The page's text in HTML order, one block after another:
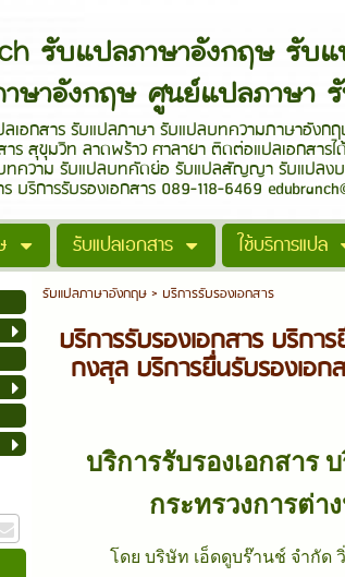
รับแปลภาษาอังกฤษ รั
ษาอังกฤษ ศูนย์แปลภาษา
เอกสาร รับแปลภาษา รับแปลบทความภาษาอัง
ร สุขุมวิท ลาดพร้าว ศาลายา ติดต่อแปลเอกสาร
ความ รับแปลบทคัดย่อ รับแปลสัญญา รับแปลงบ
บริการรับรองเอกสาร 089-118-6469
รับแปลเอกสาร ใช้บริการแปล
รับแปลภาษาอังกฤษ> บริการรับรองเอกสาร
บริการรับรองเอกสาร บริกา
กงสุล บริการยื่นรับรองเอ
บริการรับรองเอกสาร
กระทรวงการต่า
โดย บริษัท เอ็ดดูบร๊านช์ จำกัด